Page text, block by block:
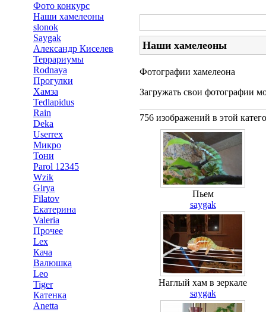
Фото конкурс
Наши хамелеоны
slonok
Saygak
Александр Киселев
Террариумы
Rodnaya
Прогулки
Хамза
Tedlapidus
Rain
Deka
Userrex
Микро
Тони
Parol 12345
Wzik
Girya
Filatov
Екатерина
Valeria
Прочее
Lex
Кача
Валюшка
Leo
Tiger
Катенка
Anetta
Наши хамелеоны
Фотографии хамелеона
Загружать свои фотографии
756 изображений в этой
Пьем
saygak
Наглый хам в зеркале
saygak